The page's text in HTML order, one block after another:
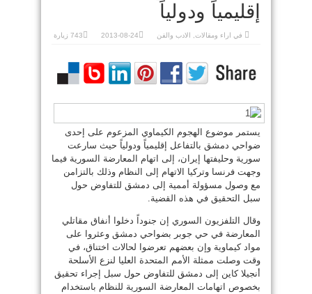
إقليمياً ودولياً
في اراء ومقالات الادب والفن 2013-08-24 743 زيارة
يستمر موضوع الهجوم الكيماوي المزعوم على إحدى
ضواحي دمشق بالتفاعل إقليمياً ودولياً حيث سارعت
سورية وحليفتها إيران، إلى اتهام المعارضة السورية فيما
وجهت فرنسا وتركيا الاتهام إلى النظام وذلك بالتزامن
مع وصول مسؤولة أممية إلى دمشق للتفاوض حول
سبل التحقيق في هذه القضية.
وقال التلفزيون السوري إن جنوداً دخلوا أنفاق مقاتلي
المعارضة في حي جوبر بضواحي دمشق وعثروا على
مواد كيماوية وإن بعضهم تعرضوا لحالات اختناق، في
وقت وصلت ممثلة الأمم المتحدة العليا لنزع الأسلحة
أنجيلا كاين إلى دمشق للتفاوض حول سبل إجراء تحقيق
بخصوص اتهامات المعارضة السورية للنظام باستخدام